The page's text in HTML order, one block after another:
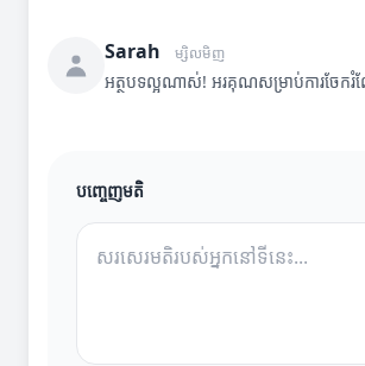
Sarah ម្សិលមិញ
អត្ថបទល្អណាស់! អរគុណសម្រាប់ការចែករំ
បញ្ចេញមតិ